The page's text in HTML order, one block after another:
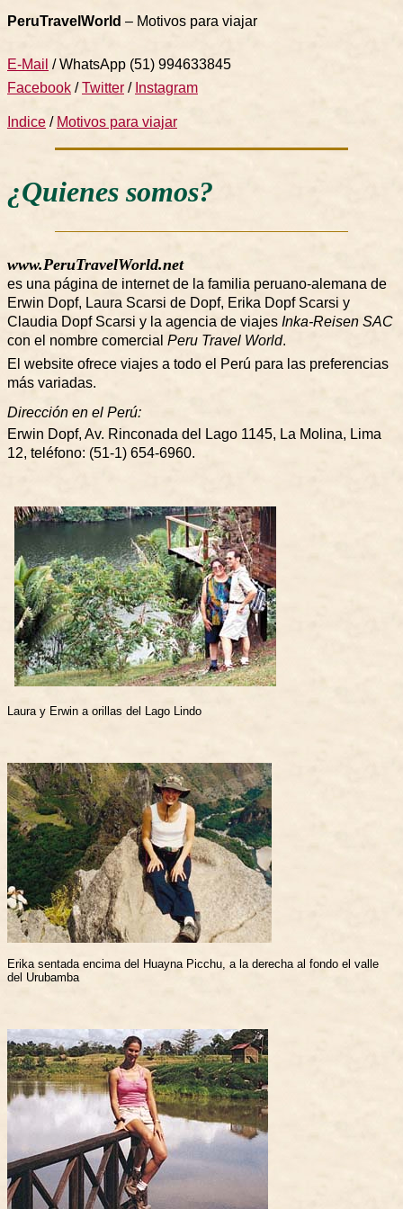
PeruTravelWorld – Motivos para viajar
E-Mail / WhatsApp (51) 994633845
Facebook /Twitter / Instagram
Indice / Motivos para viajar
¿Quienes somos?
www.PeruTravelWorld.net
es una página de internet de la familia peruano-alemana de
Erwin Dopf, Laura Scarsi de Dopf, Erika Dopf Scarsi y
Claudia Dopf Scarsi y la agencia de viajes Inka-Reisen SAC
con el nombre comercial Peru Travel World.
El website ofrece viajes a todo el Perú para las preferencias
más variadas.
Dirección en el Perú:
Erwin Dopf, Av. Rinconada del Lago 1145, La Molina, Lima
12, teléfono: (51-1) 654-6960.
Laura y Erwin a orillas del Lago Lindo
Erika sentada encima del Huayna Picchu, a la derecha al fondo el valle
del Urubamba